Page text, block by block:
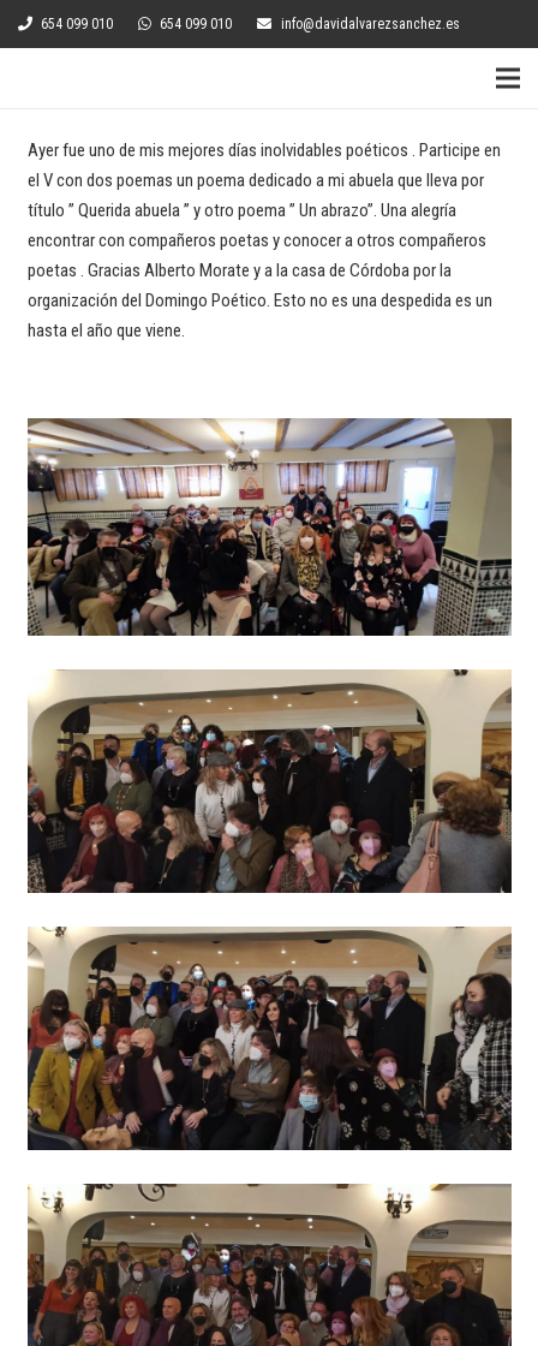
654 099 010 654 099 010 info@davidalvarezsanchez.es
Ayer fue uno de mis mejores días inolvidables poéticos . Participe en
el V con dos poemas un poema dedicado a mi abuela que lleva por
título ” Querida abuela ” y otro poema ” Un abrazo”. Una alegría
encontrar con compañeros poetas y conocer a otros compañeros
poetas . Gracias Alberto Morate y a la casa de Córdoba por la
organización del Domingo Poético. Esto no es una despedida es un
hasta el año que viene.